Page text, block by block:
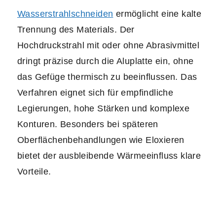
Wasserstrahlschneiden ermöglicht eine kalte
Trennung des Materials. Der
Hochdruckstrahl mit oder ohne Abrasivmittel
dringt präzise durch die Aluplatte ein, ohne
das Gefüge thermisch zu beeinflussen. Das
Verfahren eignet sich für empfindliche
Legierungen, hohe Stärken und komplexe
Konturen. Besonders bei späteren
Oberflächenbehandlungen wie Eloxieren
bietet der ausbleibende Wärmeeinfluss klare
Vorteile.